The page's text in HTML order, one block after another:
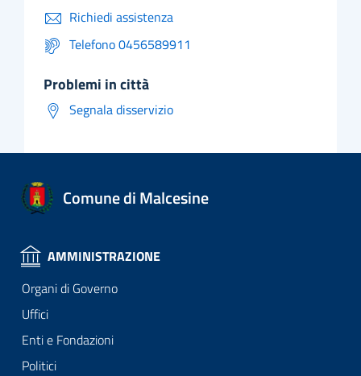
Richiedi assistenza
Telefono 0456589911
problemi in città
Segnala disservizio
Comune di Malcesine
AMMINISTRAZIONE
Organi di Governo
Uffici
Enti e Fondazioni
Politici